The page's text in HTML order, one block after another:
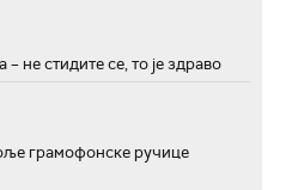
не стидите се, то је здраво
грамофонске ручице